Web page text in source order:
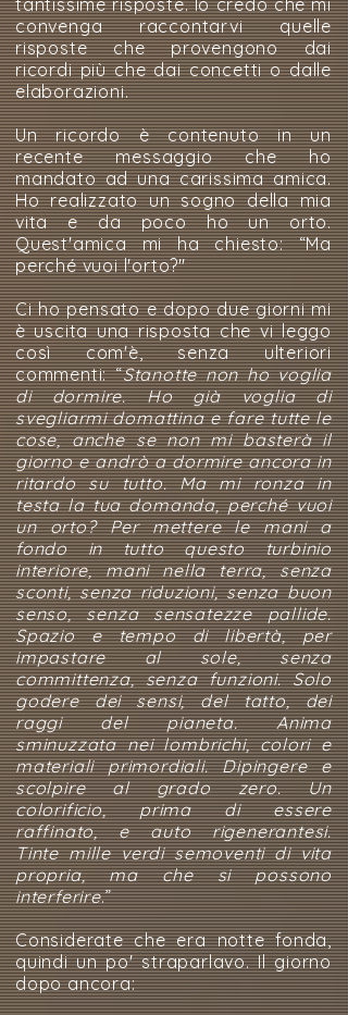
tantissime risposte. Io credo che mi
convenga raccontarvi quelle
risposte che provengono dai
ricordi più che dai concetti o dalle
elaborazioni.
Un ricordo è contenuto in un
recente messaggio che ho
mandato ad una carissima amica.
Ho realizzato un sogno della mia
vita e da poco ho un orto.
Quest'amica mi ha chiesto: “Ma
perché vuoi l'orto?"
Ci ho pensato e dopo due giorni mi
è uscita una risposta che vi leggo
così com'è, senza ulteriori
commenti: “Stanotte non ho voglia
di dormire. Ho già voglia di
svegliarmi domattina e fare tutte le
cose, anche se non mi basterà il
giorno e andrò a dormire ancora in
ritardo su tutto. Ma mi ronza in
testa la tua domanda, perché vuoi
un orto? Per mettere le mani a
fondo in tutto questo turbinio
interiore, mani nella terra, senza
sconti, senza riduzioni, senza buon
senso, senza sensatezze pallide.
Spazio e tempo di libertà, per
impastare al sole, senza
committenza, senza funzioni. Solo
godere dei sensi, del tatto, dei
raggi del pianeta. Anima
sminuzzata nei lombrichi, colori e
materiali primordiali. Dipingere e
scolpire al grado zero. Un
colorificio, prima di essere
raffinato, e auto rigenerantesi.
Tinte mille verdi semoventi di vita
propria, ma che si possono
interferire.”
Considerate che era notte fonda,
quindi un po' straparlavo. Il giorno
dopo ancora: